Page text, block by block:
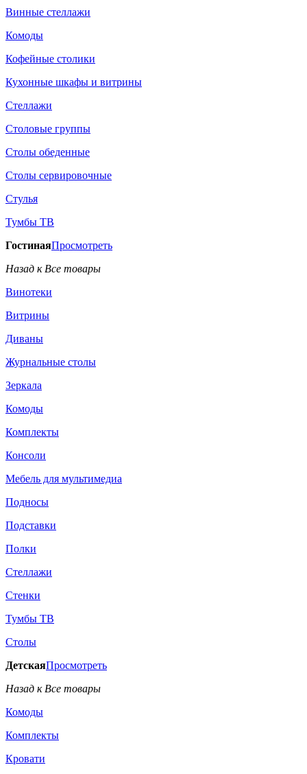
Винные стеллажи
Комоды
Кофейные столики
Кухонные шкафы и витрины
Стеллажи
Столовые группы
Столы обеденные
Столы сервировочные
Стулья
Тумбы ТВ
ГостинаяПросмотреть
Назад к Все товары
Винотеки
Витрины
Диваны
Журнальные столы
Зеркала
Комоды
Комплекты
Консоли
Мебель для мультимедиа
Подносы
Подставки
Полки
Стеллажи
Стенки
Тумбы ТВ
Столы
ДетскаяПросмотреть
Назад к Все товары
Комоды
Комплекты
Кровати